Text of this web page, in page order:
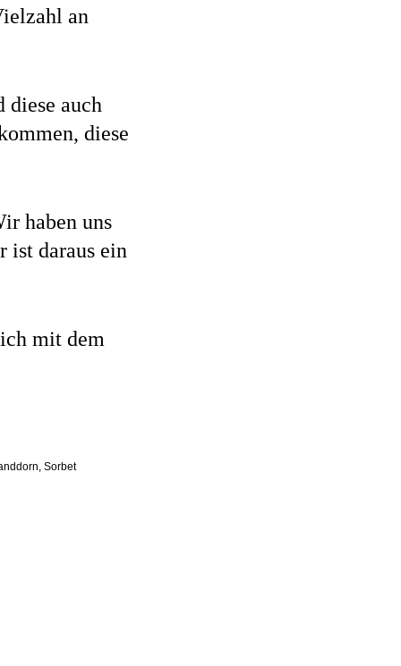
an
diese auch
diese
haben uns
ist daraus ein
mit dem
,Sorbet